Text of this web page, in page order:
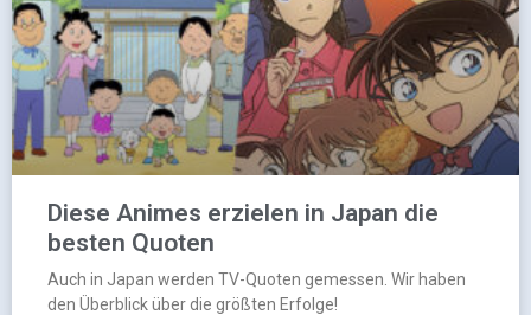
Diese Animes erzielen in Japan die
besten Quoten
Auch in Japan werden TV-Quoten gemessen. Wir haben
den Überblick über die größten Erfolge!